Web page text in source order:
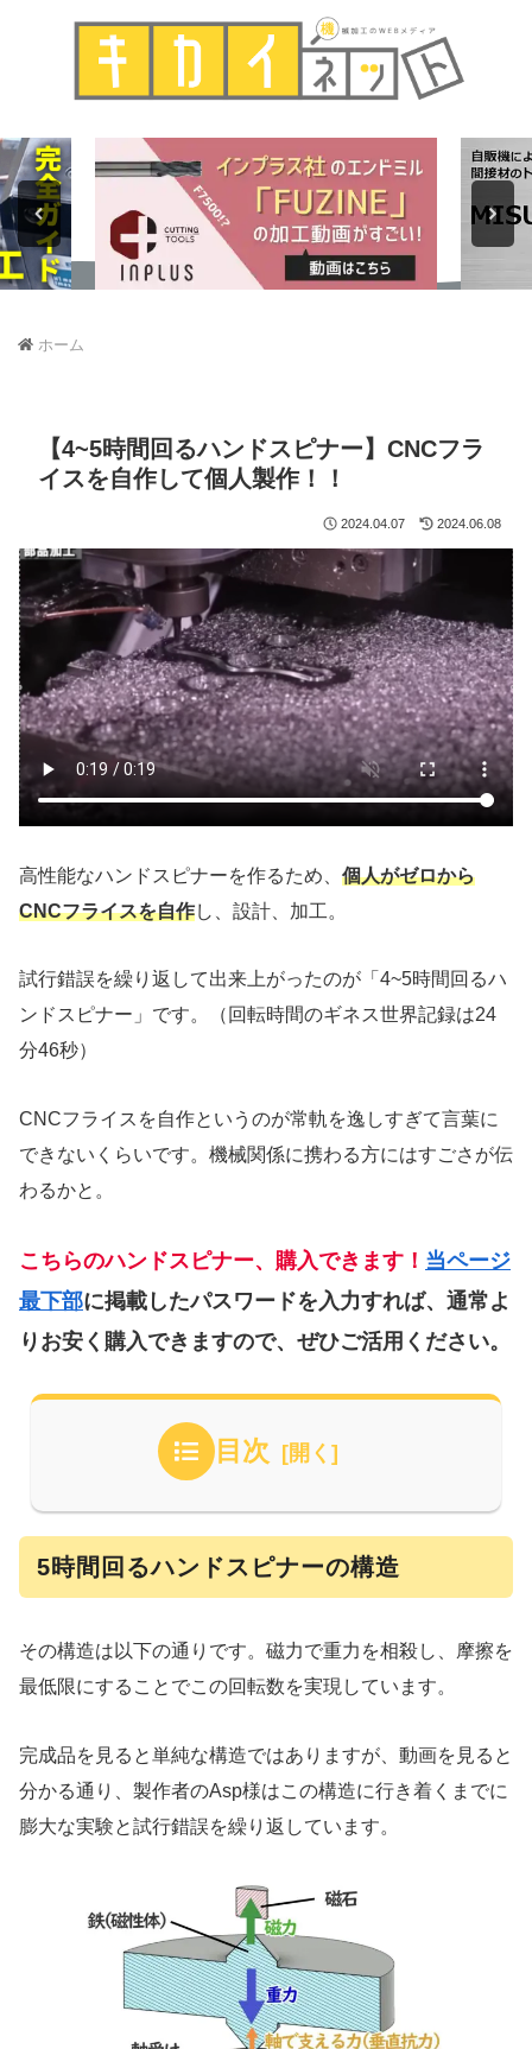
ホーム
【4~5時間回るハンドスピナー】CNCフラ
イスを自作して個人製作！！
2024.04.07 2024.06.08
高性能なハンドスピナーを作るため、 個人がゼロから
CNCフライスを自作し、設計、加工。
試行錯誤を繰り返して出来上がったのが「4~5時間回るハ
ンドスピナー」です。（回転時間のギネス世界記録は24
分46秒）
CNCフライスを自作というのが常軌を逸しすぎて言葉に
できないくらいです。機械関係に携わる方にはすごさが伝
わるかと。
こちらのハンドスピナー、購入できます！ 当ページ
最下部に掲載したパスワードを入力すれば、通常よ
りお安く購入できますので、ぜひご活用ください。
目次
5時間回るハンドスピナーの構造
その構造は以下の通りです。磁力で重力を相殺し、摩擦を
最低限にすることでこの回転数を実現しています。
完成品を見ると単純な構造ではありますが、動画を見ると
分かる通り、製作者のAsp様はこの構造に行き着くまでに
膨大な実験と試行錯誤を繰り返しています。